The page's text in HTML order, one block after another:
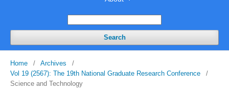
Search
Home / Archives
/
Vol 19 (2567): The 19th National Graduate Research Conference
/
Science and Technology